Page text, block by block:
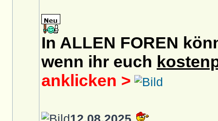
In ALLEN FOREN
wenn ihr euch
anklicken >